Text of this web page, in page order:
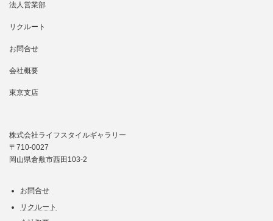
法人営業部
リクルート
お問合せ
会社概要
東京支店
株式会社ライフスタイルギャラリー
〒710-0027
岡山県倉敷市西田103-2
お問合せ
リクルート